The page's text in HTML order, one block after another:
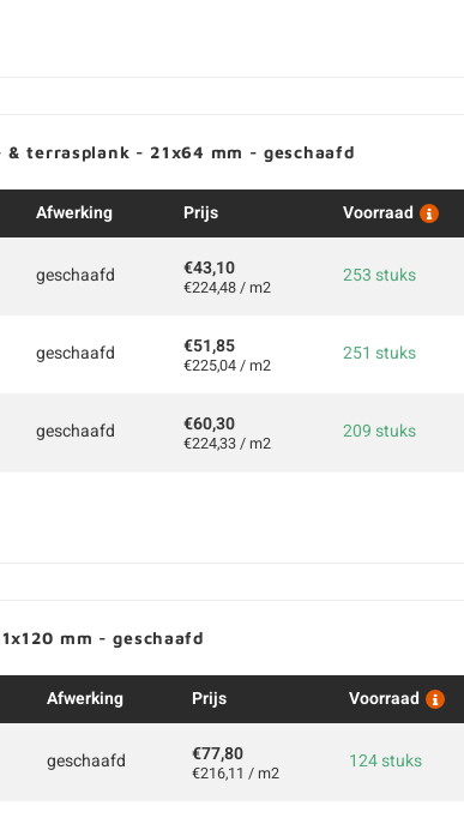
terrasplank - 21x64 mm - geschaafd
Afwerking Prijs Voorraad
geschaafd €43,10
€224,48 / m2 253 stuks
geschaafd €51,85
€225,04 / m2 251 stuks
geschaafd €60,30
€224,33 / m2 209 stuks
mm - geschaafd
Afwerking Prijs Voorraad
geschaafd €77,80
€216,11 / m2 124 stuks